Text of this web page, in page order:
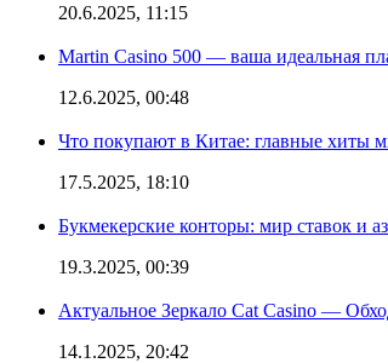
20.6.2025, 11:15
Martin Casino 500 — ваша идеальная
12.6.2025, 00:48
Что покупают в Китае: главные хиты
17.5.2025, 18:10
Букмекерские конторы: мир ставок и
19.3.2025, 00:39
Актуальное Зеркало Cat Casino —
14.1.2025, 20:42